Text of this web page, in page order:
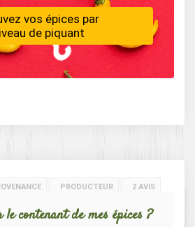
vos épices par
de piquant
PRODUCTEUR 2 AVIS
contenant de mes épices ?